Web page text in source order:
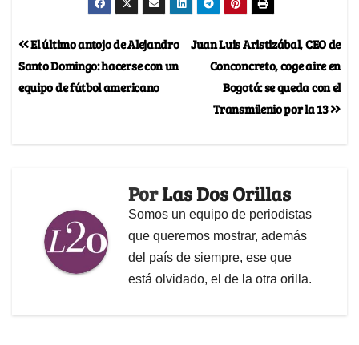
Juan Luis Aristizábal, CEO de
Conconcreto, coge aire en
Bogotá: se queda con el
Transmilenio por la 13
El último antojo de Alejandro
Santo Domingo: hacerse con un
equipo de fútbol americano
PorLas Dos Orillas
Somos un equipo de periodistas
que queremos mostrar, además
del país de siempre, ese que
está olvidado, el de la otra orilla.